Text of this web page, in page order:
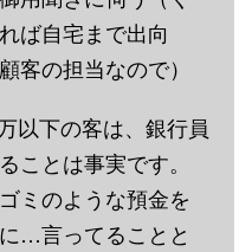
ば自宅まで出向
客の担当なので）
下の客は、 銀行員
ことは事実です。
ミのような預金を
…言ってることと